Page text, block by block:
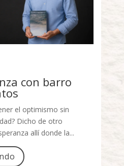
con barro
el optimismo sin
Dicho de otro
allí donde la...